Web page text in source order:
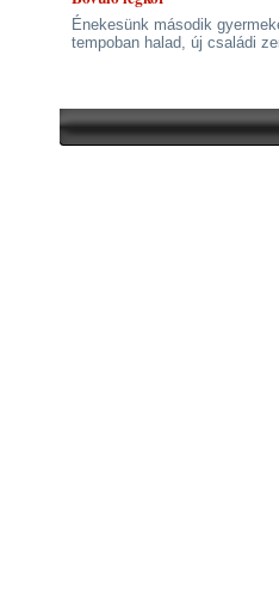
Énekesünk második
tempoban halad, új családi